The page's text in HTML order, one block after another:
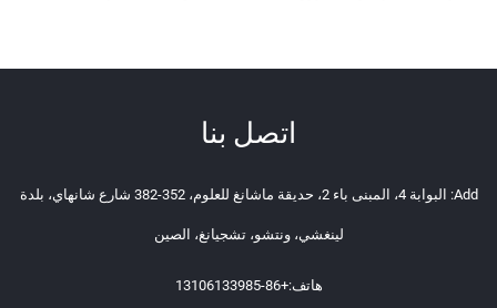
اتصل بنا
Add: البوابة 4، المبنى باء 2، حديقة ماشانغ للعلوم، 352-382 شارع شانهاي، بلدة
لينغشي، ونتشو، تشجيانغ، الصين
هاتف:+86-13106133985